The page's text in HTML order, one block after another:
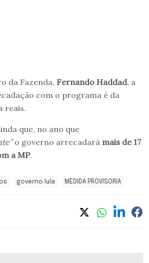
da Fazenda, Fernando Haddad, a
com o programa é da
reais.
que, no ano que
o governo arrecadará mais de 17
a MP.
governo lula MEDIDA PROVISORIA